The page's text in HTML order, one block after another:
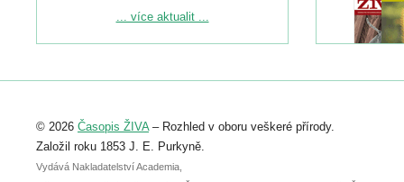
Podrobnější informace ke konferenci
Registrovat se můžete do 6. září.
abstraktu přihlášené přednášky nebo
posteru je už 30. června.
... více aktualit ...
© 2026 Časopis ŽIVA– Rozhled v oboru veškeré přírody.
Založil roku 1853 J. E. Purkyně.
Vydává Nakladatelství Academia,